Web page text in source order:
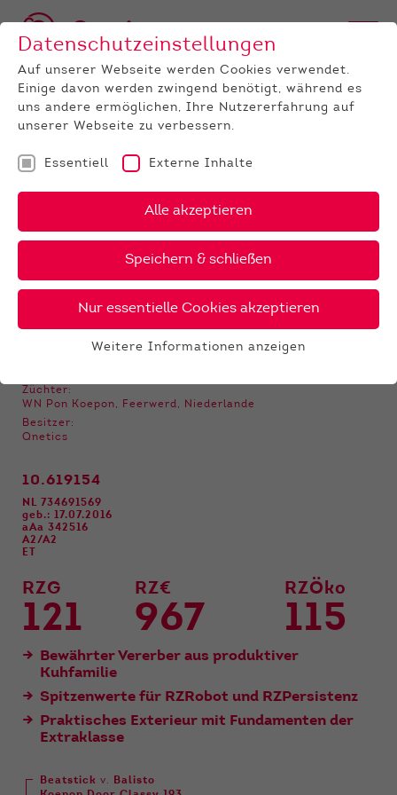
BULLEN ClassiX
BEATCLUB gesext 30 €
GALERIE
Züchter:
WN Pon Koepon, Feerwerd, Niederlande
Besitzer:
Qnetics
10.619154
NL 734691569
geb.: 17.07.2016
aAa 342516
A2/A2
ET
RZG
121
RZ€
967
RZÖko
115
Bewährter Vererber aus produktiver
Kuhfamilie
Spitzenwerte für RZRobot und RZPersistenz
Praktisches Exterieur mit Fundamenten der
Extraklasse
Beatstick v.
Balisto
Datenschutzeinstellungen
Auf unserer Webseite werden Cookies verwendet.
Einige davon werden zwingend benötigt, während es
uns andere ermöglichen, Ihre Nutzererfahrung auf
unserer Webseite zu verbessern.
Essentiell Externe Inhalte
Alle akzeptieren
Speichern & schließen
Nur essentielle Cookies akzeptieren
Funktionen der Webseite benötigt. Dadurch ist
gewährleistet, dass die Webseite einwandfrei
funktioniert.
Name
Anbieter
Zweck Cookie Einstellungen speichern
Cookie-Informationen anzeigen
Externe Inhalte
Wir verwenden auf unserer Website externe
anzubieten.
Weitere Informationen anzeigen